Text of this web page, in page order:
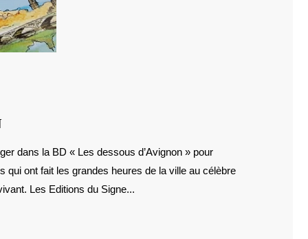
BD
LES
DESSOUS
D’AVIGNON
qui ont fait les grandes heures de la ville au célèbre
Les Editions du Signe...